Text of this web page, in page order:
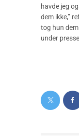
havde jeg
dem ikke,”
tog hun
under